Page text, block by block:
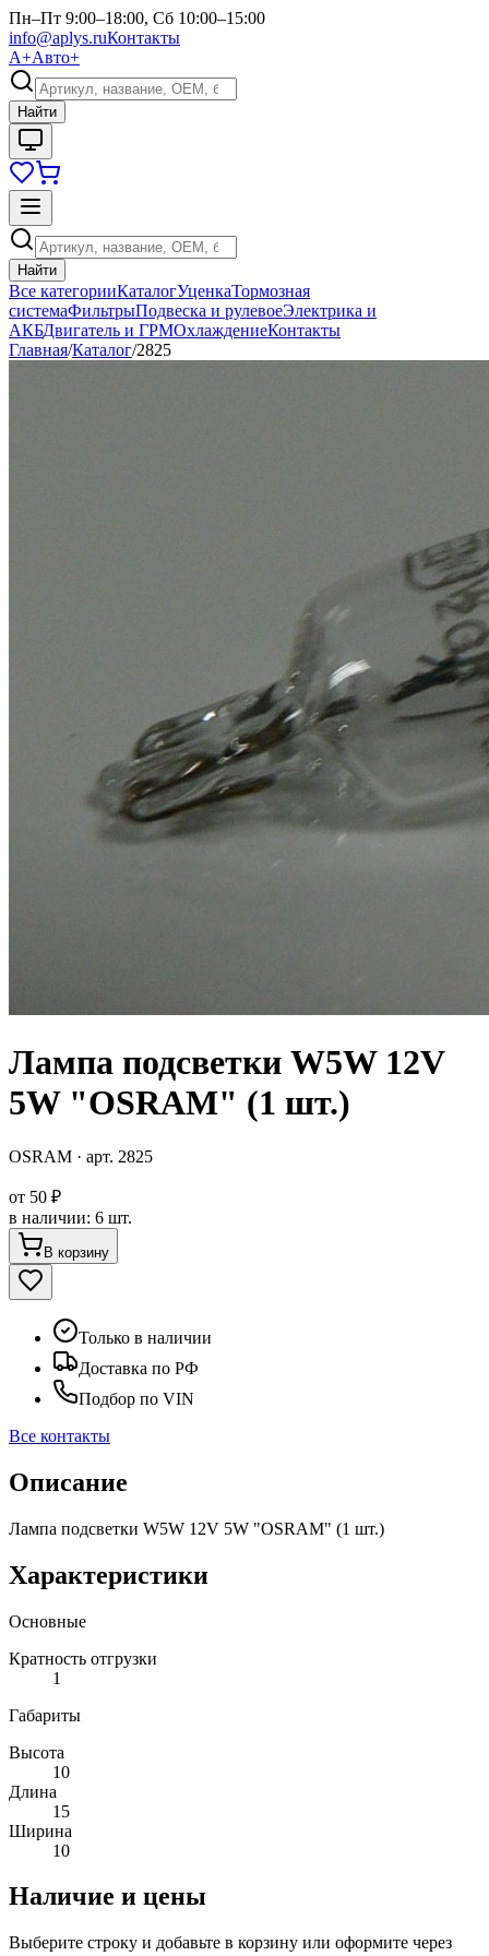
Пн–Пт 9:00–18:00, Сб 10:00–15:00
info@aplys.ruКонтакты
А+Авто+
Найти
Найти
Все категорииКаталогУценкаТормозная
системаФильтрыПодвеска и рулевоеЭлектрика и
АКБДвигатель и ГРМОхлаждениеКонтакты
Главная/Каталог/2825
Лампа подсветки W5W 12V
5W "OSRAM" (1 шт.)
OSRAM · арт. 2825
от 50 ₽
в наличии: 6 шт.
В корзину
Только в наличии
Доставка по РФ
Подбор по VIN
Все контакты
Описание
Лампа подсветки W5W 12V 5W "OSRAM" (1 шт.)
Характеристики
Основные
Кратность отгрузки
1
Габариты
Высота
10
Длина
15
Ширина
10
Наличие и цены
Выберите строку и добавьте в корзину или оформите через